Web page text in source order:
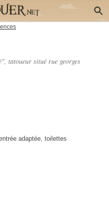
tatoueur situé rue georges
adaptée, toilettes